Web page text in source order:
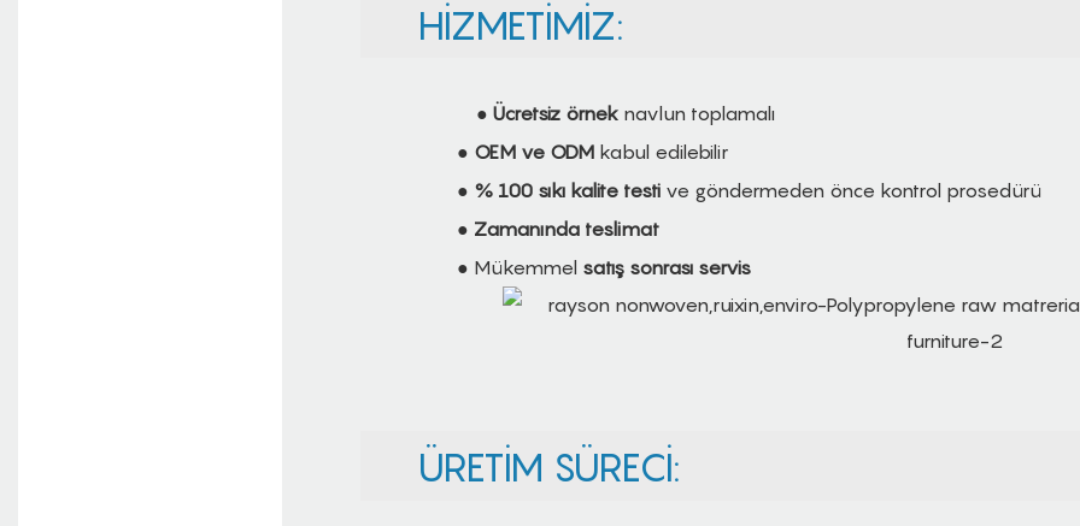
HIZMETIMIZ:
● Ücretsiz örnek navlun toplamalı
● OEM ve ODM kabul edilebilir
● % 100 sıkı kalite testi ve göndermeden önce kontrol prosedürü
● Zamanında teslimat
● Mükemmel satış sonrası servis
ÜRETIM SÜRECI: